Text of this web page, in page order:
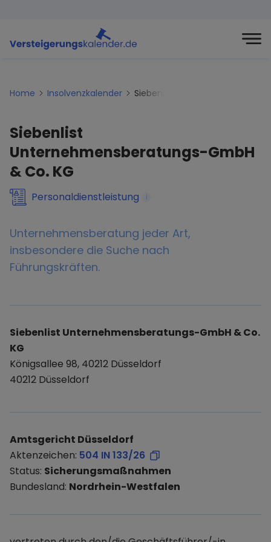
Home Insolvenzkalender Siebenlist-
Siebenlist
Unternehmensberatungs-GmbH
& Co. KG
Personaldienstleistung i
Unternehmensberatung jeder Art,
insbesondere die Suche nach
Führungskräften.
Siebenlist Unternehmensberatungs-GmbH & Co.
KG
Königsallee 98, 40212 Düsseldorf
40212 Düsseldorf
Amtsgericht Düsseldorf
Aktenzeichen: 504 IN 133/26
Status: Sicherungsmaßnahmen
Bundesland: Nordrhein-Westfalen